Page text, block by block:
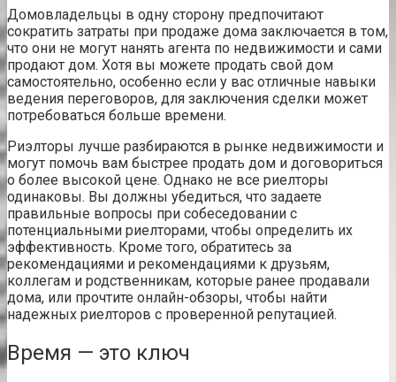
Домовладельцы в одну сторону предпочитают
сократить затраты при продаже дома заключается в том,
что они не могут нанять агента по недвижимости и сами
продают дом. Хотя вы можете продать свой дом
самостоятельно, особенно если у вас отличные навыки
ведения переговоров, для заключения сделки может
потребоваться больше времени.
Риэлторы лучше разбираются в рынке недвижимости и
могут помочь вам быстрее продать дом и договориться
о более высокой цене. Однако не все риелторы
одинаковы. Вы должны убедиться, что задаете
правильные вопросы при собеседовании с
потенциальными риелторами, чтобы определить их
эффективность. Кроме того, обратитесь за
рекомендациями и рекомендациями к друзьям,
коллегам и родственникам, которые ранее продавали
дома, или прочтите онлайн-обзоры, чтобы найти
надежных риелторов с проверенной репутацией.
Время — это ключ